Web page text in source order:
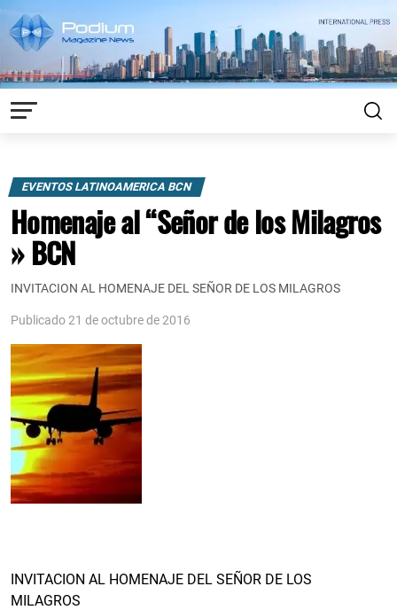
EVENTOS LATINOAMERICA BCN
Homenaje al “Señor de los Milagros
» BCN
INVITACION AL HOMENAJE DEL SEÑOR DE LOS MILAGROS
Publicado 21 de octubre de 2016
INVITACION AL HOMENAJE DEL SEÑOR DE LOS
MILAGROS